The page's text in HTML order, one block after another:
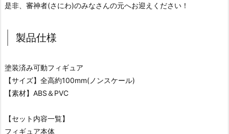
是非、審神者(さにわ)のみなさんの元へお迎えください！
製品仕様
塗装済み可動フィギュア
【サイズ】全高約100mm(ノンスケール)
【素材】ABS＆PVC
【セット内容一覧】
フィギュア本体